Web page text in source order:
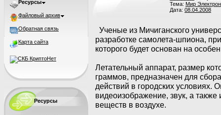
Ресурсы
Файловый архив
Обратная связь
Карта сайта
Ресурсы
Тема: Мир
Дата: 08.04.2008
Ученые из Мичиганского
разработке самолета-шпиона,
которого будет основан на
Летательный аппарат, размер
граммов, предназначен для
действий в городских условиях.
видеоизображение, звук, а
веществ в воздухе.